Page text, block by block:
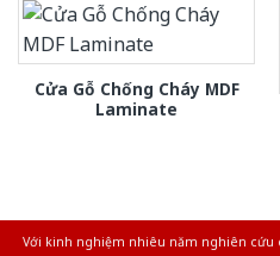
Cửa Gỗ Chống Cháy MDF
Laminate
Với kinh nghiệm nhiêu năm nghiên cứu